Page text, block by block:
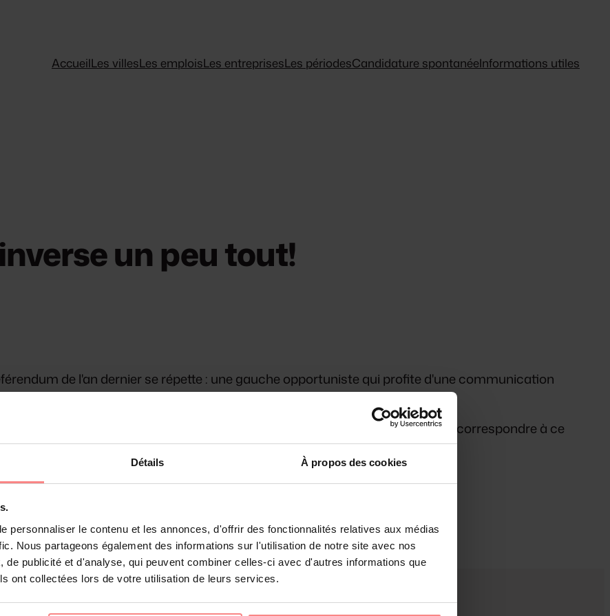
Détails À propos des cookies
personnaliser le contenu et les annonces, d'offrir des fonctionnalités relatives aux médias
Nous partageons également des informations sur l'utilisation de notre site avec nos
de publicité et d'analyse, qui peuvent combiner celles-ci avec d'autres informations que
ont collectées lors de votre utilisation de leurs services.
AccueilLes villesLes emploisLes entreprisesLes périodesCandidature spontanéeInformations utiles
un peu tout!
de l'an dernier se répette : une gauche opportuniste qui profite d'une communication
vraiment les tenants et les aboutissants!
et je dois dire que ce
il y a quelques jours sur le CPE me semble correspondre à ce
qui me semble plus que surprenanteet dont il serait interessant de parler!